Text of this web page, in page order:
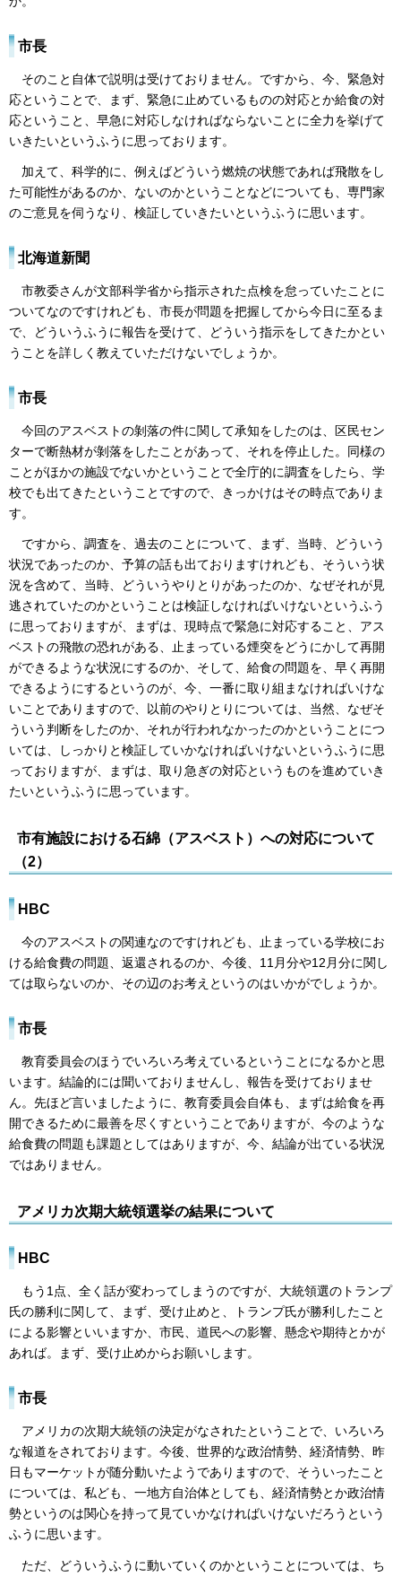
市長
そのこと自体で説明は受けておりません。ですから、今、緊急対
応ということで、まず、緊急に止めているものの対応とか給食の対
応ということ、早急に対応しなければならないことに全力を挙げて
いきたいというふうに思っております。
加えて、科学的に、例えばどういう燃焼の状態であれば飛散をし
た可能性があるのか、ないのかということなどについても、専門家
のご意見を伺うなり、検証していきたいというふうに思います。
北海道新聞
市教委さんが文部科学省から指示された点検を怠っていたことに
ついてなのですけれども、市長が問題を把握してから今日に至るま
で、どういうふうに報告を受けて、どういう指示をしてきたかとい
うことを詳しく教えていただけないでしょうか。
市長
今回のアスベストの剝落の件に関して承知をしたのは、区民セン
ターで断熱材が剝落をしたことがあって、それを停止した。同様の
ことがほかの施設でないかということで全庁的に調査をしたら、学
校でも出てきたということですので、きっかけはその時点でありま
す。
ですから、調査を、過去のことについて、まず、当時、どういう
状況であったのか、予算の話も出ておりますけれども、そういう状
況を含めて、当時、どういうやりとりがあったのか、なぜそれが見
逃されていたのかということは検証しなければいけないというふう
に思っておりますが、まずは、現時点で緊急に対応すること、アス
ベストの飛散の恐れがある、止まっている煙突をどうにかして再開
ができるような状況にするのか、そして、給食の問題を、早く再開
できるようにするというのが、今、一番に取り組まなければいけな
いことでありますので、以前のやりとりについては、当然、なぜそ
ういう判断をしたのか、それが行われなかったのかということにつ
いては、しっかりと検証していかなければいけないというふうに思
っておりますが、まずは、取り急ぎの対応というものを進めていき
たいというふうに思っています。
市有施設における石綿（アスベスト）への対応について
（2）
HBC
今のアスベストの関連なのですけれども、止まっている学校にお
ける給食費の問題、返還されるのか、今後、11月分や12月分に関し
ては取らないのか、その辺のお考えというのはいかがでしょうか。
市長
教育委員会のほうでいろいろ考えているということになるかと思
います。結論的には聞いておりませんし、報告を受けておりませ
ん。先ほど言いましたように、教育委員会自体も、まずは給食を再
開できるために最善を尽くすということでありますが、今のような
給食費の問題も課題としてはありますが、今、結論が出ている状況
ではありません。
アメリカ次期大統領選挙の結果について
HBC
もう1点、全く話が変わってしまうのですが、大統領選のトランプ
氏の勝利に関して、まず、受け止めと、トランプ氏が勝利したこと
による影響といいますか、市民、道民への影響、懸念や期待とかが
あれば。まず、受け止めからお願いします。
市長
アメリカの次期大統領の決定がなされたということで、いろいろ
な報道をされております。今後、世界的な政治情勢、経済情勢、昨
日もマーケットが随分動いたようでありますので、そういったこと
については、私ども、一地方自治体としても、経済情勢とか政治情
勢というのは関心を持って見ていかなければいけないだろうという
ふうに思います。
ただ、どういうふうに動いていくのかということについては、ち